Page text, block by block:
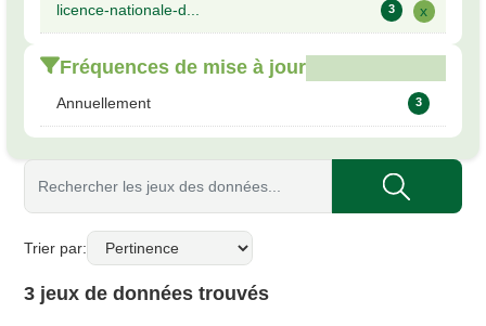
licence-nationale-d... 3 x
Fréquences de mise à jour
Annuellement 3
Trier par
3 jeux de données trouvés